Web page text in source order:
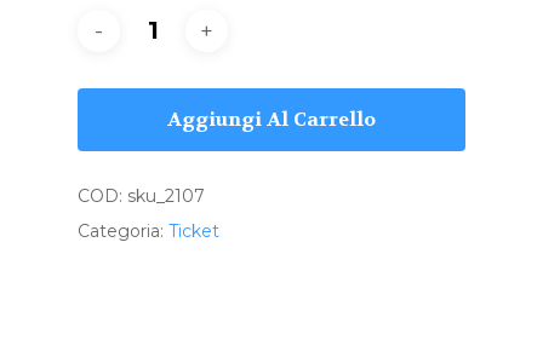
Aggiungi Al Carrello
COD: sku_2107
Categoria: Ticket